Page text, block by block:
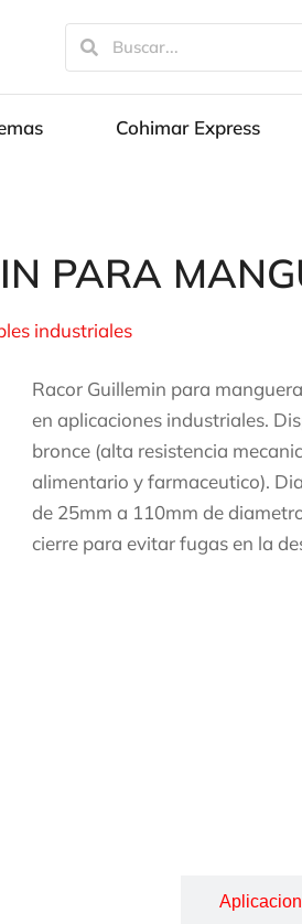
Cohimar Express
PARA
industriales
Racor Guillemin para
en aplicaciones industriales.
bronce (alta resistencia
alimentario y farmaceutico).
de 25mm a 110mm de
cierre para evitar fugas en la